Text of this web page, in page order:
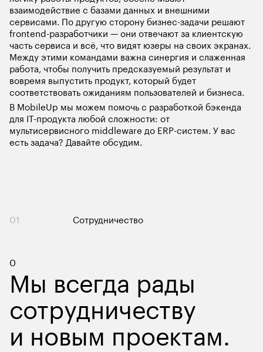
взаимодействие с базами данных и внешними
сервисами. По другую сторону бизнес-задачи решают
frontend-разработчики — они отвечают за клиентскую
часть сервиса и всё, что видят юзеры на своих экранах.
Между этими командами важна синергия и слаженная
работа, чтобы получить предсказуемый результат и
вовремя выпустить продукт, который будет
соответствовать ожиданиям пользователей и бизнеса.
В MobileUp мы можем помочь с разработкой бэкенда
для IT-продукта любой сложности: от
мультисервисного middleware до ERP-систем. У вас
есть задача? Давайте обсудим.
01 Сотрудничество
Контакты
0
Мы всегда рады
сотрудничеству
и новым проектам.